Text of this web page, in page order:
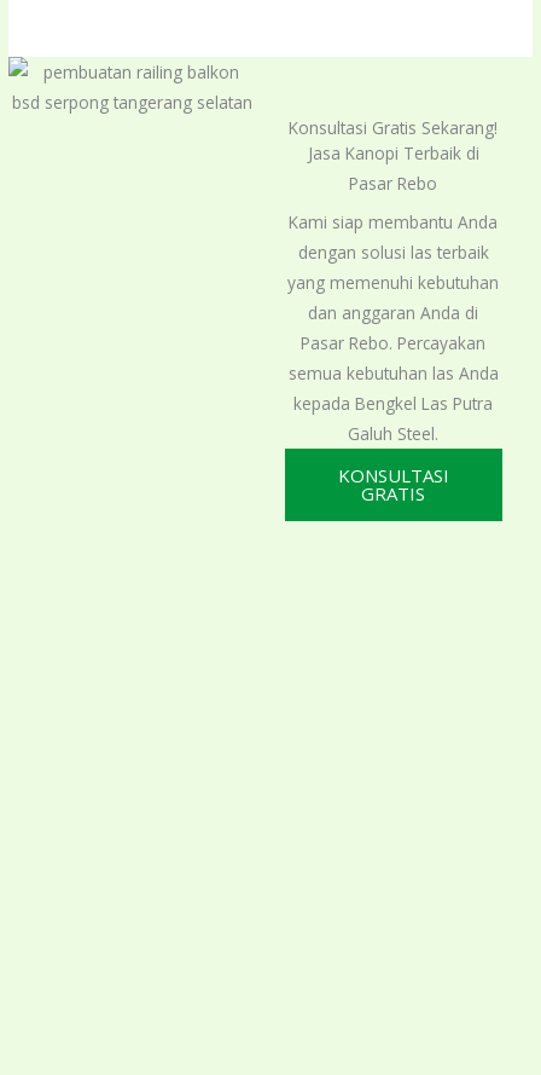
5
Konsultasi Gratis Sekarang!
Jasa Kanopi Terbaik di
Pasar Rebo
Kami siap membantu Anda
dengan solusi las terbaik
yang memenuhi kebutuhan
dan anggaran Anda di
Pasar Rebo. Percayakan
semua kebutuhan las Anda
kepada Bengkel Las Putra
Galuh Steel.
KONSULTASI
GRATIS